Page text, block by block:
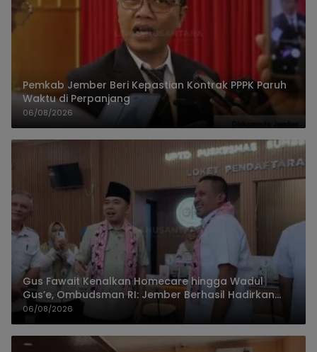
Pemkab Jember Beri Kepastian Kontrak PPPK Paruh
Waktu di Perpanjang
06/08/2026
Gus Fawait Kenalkan Homecare hingga Wadul
Gus’e, Ombudsman RI: Jember Berhasil Hadirkan
Layanan Kualitas
06/08/2026